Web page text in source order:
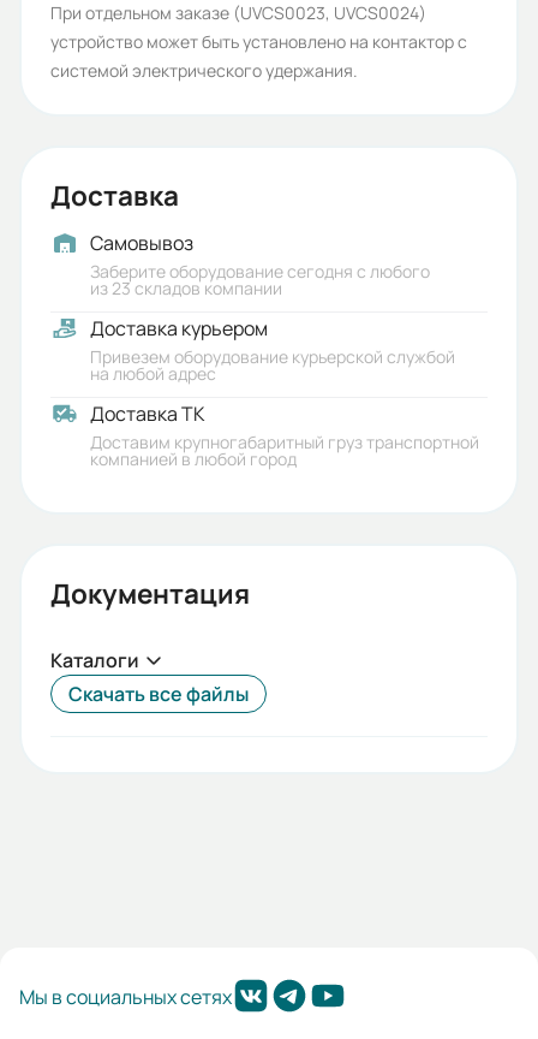
При отдельном заказе (UVCS0023, UVCS0024)
устройство может быть установлено на контактор с
системой электрического удержания.
Доставка
Самовывоз
Заберите оборудование сегодня с любого
из 23 складов компании
Доставка курьером
Привезем оборудование курьерской службой
на любой адрес
Доставка ТК
Доставим крупногабаритный груз транспортной
компанией в любой город
Документация
Каталоги
Скачать все файлы
Мы в социальных сетях